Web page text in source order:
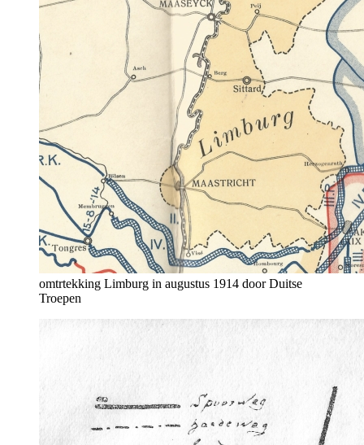
omtrtekking Limburg in augustus 1914 door Duitse
Troepen